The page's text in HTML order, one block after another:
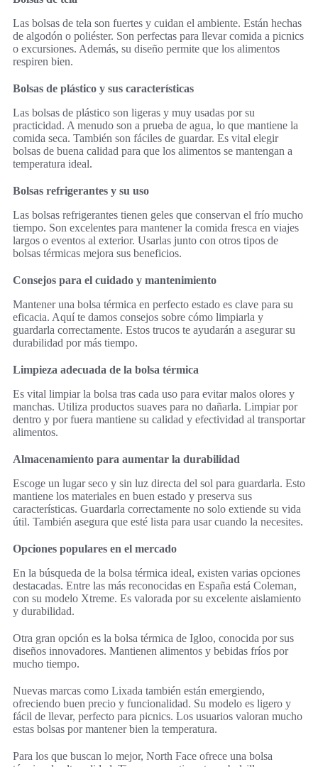
Las bolsas de tela son fuertes y cuidan el ambiente. Están hechas
de algodón o poliéster. Son perfectas para llevar comida a picnics
o excursiones. Además, su diseño permite que los alimentos
respiren bien.
Bolsas de plástico y sus características
Las bolsas de plástico son ligeras y muy usadas por su
practicidad. A menudo son a prueba de agua, lo que mantiene la
comida seca. También son fáciles de guardar. Es vital elegir
bolsas de buena calidad para que los alimentos se mantengan a
temperatura ideal.
Bolsas refrigerantes y su uso
Las bolsas refrigerantes tienen geles que conservan el frío mucho
tiempo. Son excelentes para mantener la comida fresca en viajes
largos o eventos al exterior. Usarlas junto con otros tipos de
bolsas térmicas mejora sus beneficios.
Consejos para el cuidado y mantenimiento
Mantener una bolsa térmica en perfecto estado es clave para su
eficacia. Aquí te damos consejos sobre cómo limpiarla y
guardarla correctamente. Estos trucos te ayudarán a asegurar su
durabilidad por más tiempo.
Limpieza adecuada de la bolsa térmica
Es vital limpiar la bolsa tras cada uso para evitar malos olores y
manchas. Utiliza productos suaves para no dañarla. Limpiar por
dentro y por fuera mantiene su calidad y efectividad al transportar
alimentos.
Almacenamiento para aumentar la durabilidad
Escoge un lugar seco y sin luz directa del sol para guardarla. Esto
mantiene los materiales en buen estado y preserva sus
características. Guardarla correctamente no solo extiende su vida
útil. También asegura que esté lista para usar cuando la necesites.
Opciones populares en el mercado
En la búsqueda de la bolsa térmica ideal, existen varias opciones
destacadas. Entre las más reconocidas en España está Coleman,
con su modelo Xtreme. Es valorada por su excelente aislamiento
y durabilidad.
Otra gran opción es la bolsa térmica de Igloo, conocida por sus
diseños innovadores. Mantienen alimentos y bebidas fríos por
mucho tiempo.
Nuevas marcas como Lixada también están emergiendo,
ofreciendo buen precio y funcionalidad. Su modelo es ligero y
fácil de llevar, perfecto para picnics. Los usuarios valoran mucho
estas bolsas por mantener bien la temperatura.
Para los que buscan lo mejor, North Face ofrece una bolsa